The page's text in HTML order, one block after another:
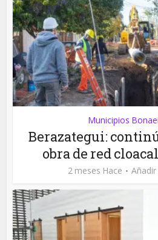
Municipios
Berazategui:
obra de red
2 meses Hace